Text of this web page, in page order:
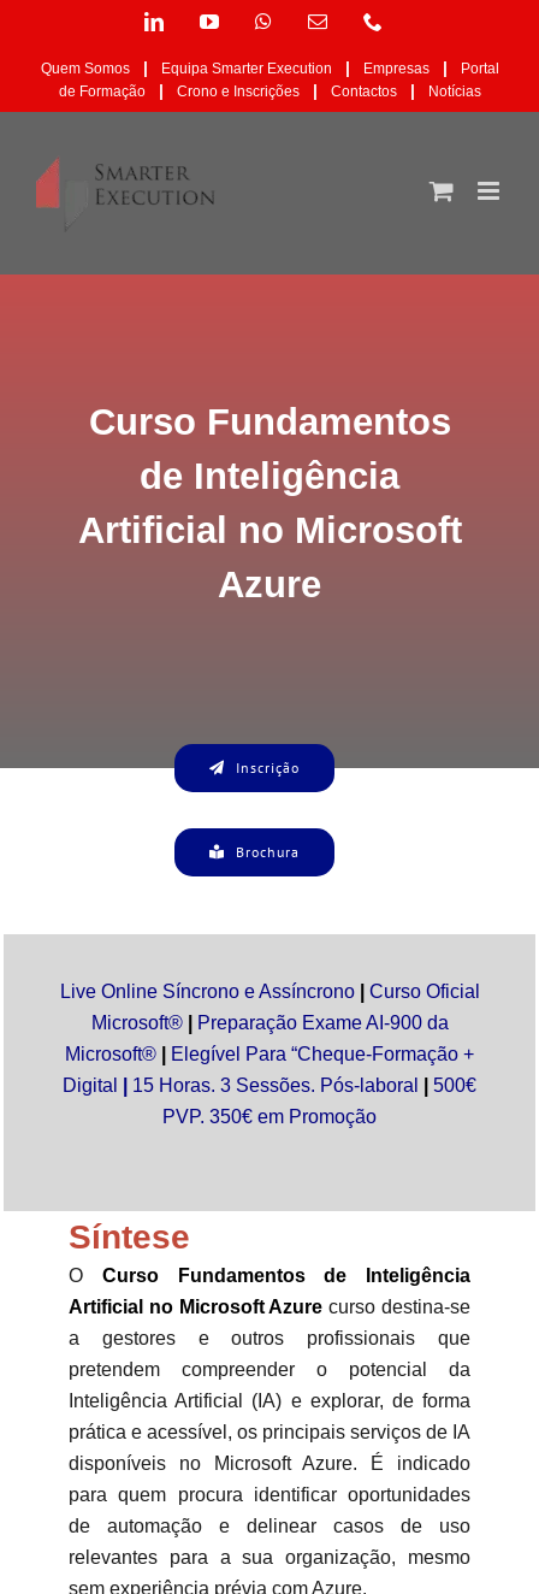
content
LinkedInYouTubeWhatsAppEmail
mas
não
publicado)
Quem Somos | Equipa Smarter Execution | Empresas |
Portal
de Formação
| Crono e Inscrições | Contactos | Notícias
Curso Fundamentos
de Inteligência
Artificial no Microsoft
Azure
Inscrição
Brochura
Live Online Síncrono e Assíncrono
Curso Oficial
Microsoft®
Preparação Exame AI-900 da
Microsoft®
Elegível Para “Cheque-Formação +
Digital
15 Horas. 3 Sessões. Pós-laboral
500€
PVP. 350€ em Promoção
Síntese
O Curso Fundamentos de Inteligência
Artificial no Microsoft Azure curso destina-se
a gestores e outros profissionais que
pretendem compreender o potencial da
Inteligência Artificial (IA) e explorar, de forma
prática e acessível, os principais serviços de IA
disponíveis no Microsoft Azure. É indicado
para quem procura identificar oportunidades
de automação e delinear casos de uso
relevantes para a sua organização, mesmo
sem experiência prévia com Azure.